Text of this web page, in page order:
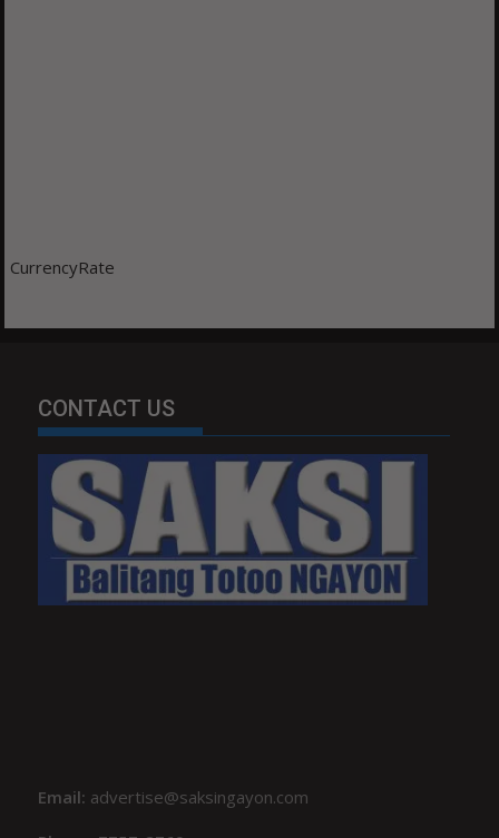
CurrencyRate
CONTACT US
Email: advertise@saksingayon.com